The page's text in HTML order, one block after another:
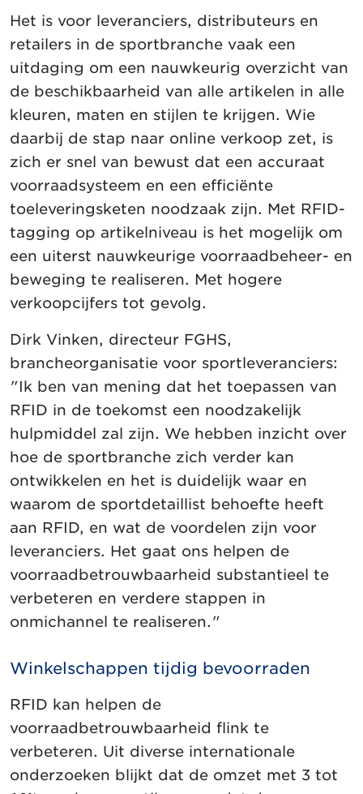
Het is voor leveranciers, distributeurs en
retailers in de sportbranche vaak een
uitdaging om een nauwkeurig overzicht van
de beschikbaarheid van alle artikelen in alle
kleuren, maten en stijlen te krijgen. Wie
daarbij de stap naar online verkoop zet, is
zich er snel van bewust dat een accuraat
voorraadsysteem en een efficiënte
toeleveringsketen noodzaak zijn. Met RFID-
tagging op artikelniveau is het mogelijk om
een uiterst nauwkeurige voorraadbeheer- en
beweging te realiseren. Met hogere
verkoopcijfers tot gevolg.
Dirk Vinken, directeur FGHS,
brancheorganisatie voor sportleveranciers:
"Ik ben van mening dat het toepassen van
RFID in de toekomst een noodzakelijk
hulpmiddel zal zijn. We hebben inzicht over
hoe de sportbranche zich verder kan
ontwikkelen en het is duidelijk waar en
waarom de sportdetaillist behoefte heeft
aan RFID, en wat de voordelen zijn voor
leveranciers. Het gaat ons helpen de
voorraadbetrouwbaarheid substantieel te
verbeteren en verdere stappen in
onmichannel te realiseren."
Winkelschappen tijdig bevoorraden
RFID kan helpen de
voorraadbetrouwbaarheid flink te
verbeteren. Uit diverse internationale
onderzoeken blijkt dat de omzet met 3 tot